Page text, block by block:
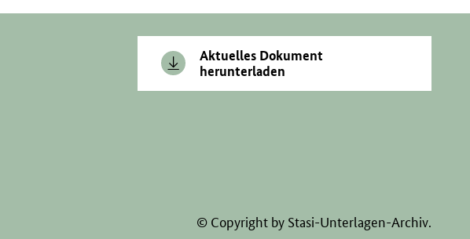
Aktuelles Dokument
herunterladen
© Copyright by Stasi-Unterlagen-Archiv.